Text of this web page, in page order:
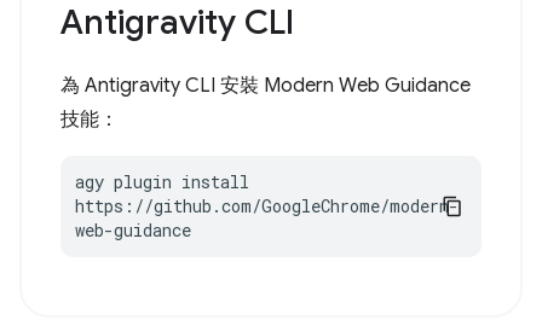
Antigravity CLI
為 Antigravity CLI 安裝 Modern Web Guidance
技能：
agy plugin install
https://github.com/GoogleChrome/modern-
web-guidance